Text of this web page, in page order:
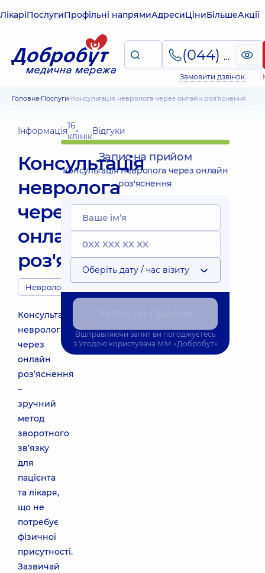
ЛікаріПослугиПрофільні напрямиАдресиЦіниБільшеАкції
(044) 495-2-888
Замовити дзвінок
Головна Послуги Консультація невролога через онлайн роз'яснення
Інформація16
клінікВідгуки
Консультація
невролога
через
онлайн
роз'яснення
Неврологи
Консультація
невролога
через
онлайн
роз’яснення
–
зручний
метод
зворотного
зв’язку
для
пацієнта
та лікаря,
що не
потребує
фізичної
присутності.
Зазвичай
Запис на прийом
Консультація невролога через онлайн
роз'яснення
Оберіть дату / час візиту
Відправляючи запит ви погоджуєтесь
з Угодою користувача ММ «Добробут»